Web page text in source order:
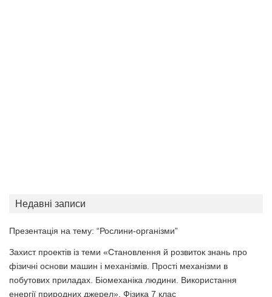
Недавні записи
Презентація на тему: “Рослини-організми”
Захист проектів із теми «Становлення й розвиток знань про
фізичні основи машин і механізмів. Прості механізми в
побутових приладах. Біомеханіка людини. Використання
енергії природних джерел». Фізика 7 клас